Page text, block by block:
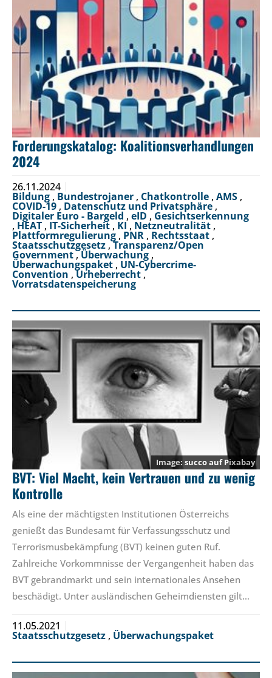
Forderungskatalog: Koalitionsverhandlungen
2024
26.11.2024
Bildung , Bundestrojaner , Chatkontrolle , AMS ,
COVID-19 , Datenschutz und Privatsphäre ,
Digitaler Euro - Bargeld , eID , Gesichtserkennung
, HEAT , IT-Sicherheit , KI , Netzneutralität ,
Plattformregulierung , PNR , Rechtsstaat ,
Staatsschutzgesetz ,Transparenz/Open
Government,Überwachung ,
Überwachungspaket , UN-Cybercrime-
Convention ,Urheberrecht ,
Vorratsdatenspeicherung
succoaufPixabay
BVT: Viel Macht, kein Vertrauen und zu wenig
Kontrolle
Als eine der mächtigsten Institutionen Österreichs
genießt das Bundesamt für Verfassungsschutz und
Terrorismusbekämpfung (BVT) keinen guten Ruf.
Zahlreiche Vorkommnisse der Vergangenheit haben das
BVT gebrandmarkt und sein internationales Ansehen
beschädigt. Unter ausländischen Geheimdiensten gilt…
11.05.2021
Staatsschutzgesetz , Überwachungspaket